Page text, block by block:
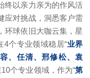
终以亲力亲为的作风活
应对挑战，洞悉客户需
环球依旧大咖云集，星
4个专业领域稳居“业界
、任清、邢修松、袁
个专业领域，作为“第